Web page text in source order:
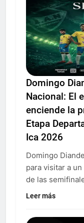
Domingo
Nacional: El
enciende la
Etapa
Ica 2026
Domingo
para visitar a
de las
Leer más